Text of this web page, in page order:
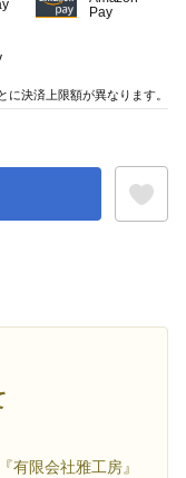
有限会社雅工房』
Pay
に決済上限額が異なります。